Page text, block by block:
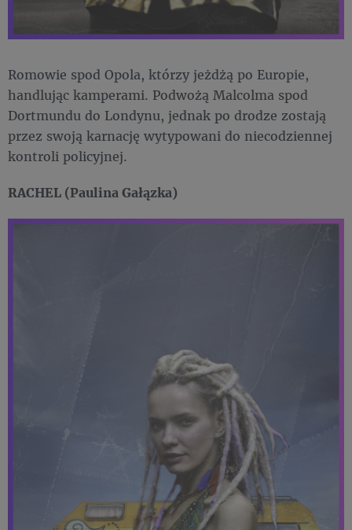
Romowie spod Opola, którzy jeżdżą po Europie,
handlując kamperami. Podwożą Malcolma spod
Dortmundu do Londynu, jednak po drodze zostają
przez swoją karnację wytypowani do niecodziennej
kontroli policyjnej.
RACHEL (Paulina Gałązka)